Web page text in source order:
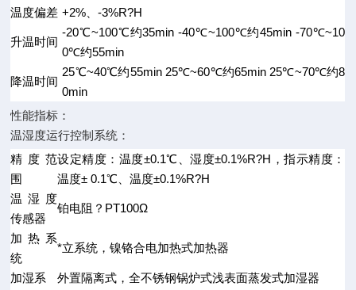
温度偏差 +2%、-3%R?H
升温时间
-20℃~100℃约35min -40℃~100℃约45min -70℃~10
0℃约55min
降温时间
25℃~40℃约55min 25℃~60℃约65min 25℃~70℃约8
0min
性能指标：
温湿度运行控制系统：
精度范
围
设定精度：温度±0.1℃、湿度±0.1%R?H，指示精度：
温度± 0.1℃、温度±0.1%R?H
温湿度
传感器
铂电阻？PT100Ω
加热系
统
*立系统，镍铬合电加热式加热器
加湿系
外置隔离式，全不锈钢锅炉式浅表面蒸发式加湿器